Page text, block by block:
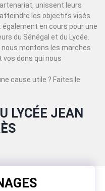
unissent leurs
les objectifs visés
également en cours pour une
du Sénégal et du Lycée.
nous montons les marches
vos dons qui nous
cause utile ? Faites le
LYCÉE JEAN